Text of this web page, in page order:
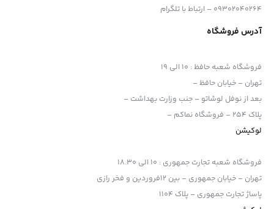
کلید های فرمان اصلی و فرعی گنجانده شده است. تا از هندلینگ طبیعی
و بصری بهره‌مند شوید.
DSLR Nikon D810 D800 D800E
09302040264 – ارتباط با تلگرام
آدرس فروشگاه
فروشگاه شعبه حافظ: 10 الی 19
تهران – خیابان حافظ –
بعد از نوفل لوشاتو – جنب وزارت بهداشت –
پلاک 254 – فروشگاه نماکم –
لوکیشن
فروشگاه شعبه تجارت جمهوری : 10 الی 18.30
تهران – خیابان جمهوری – بین 12فروردین و فخر رازی
پاساژ تجارت جمهوری – پلاک 1104